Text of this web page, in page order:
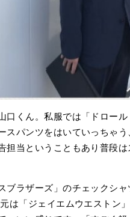
口くん。私服では「ドロール
スパンツをはいていっちゃう
担当ということもあり普段は
ラザーズ」のチェックシャ
は「ジェイエムウエストン